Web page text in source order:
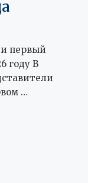
первый
году В
…